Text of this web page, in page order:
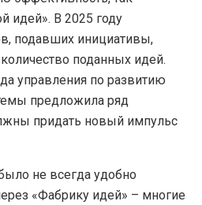
идей». В 2025 году
подавших инициативы,
поданных идей.
управления по развитию
предложила ряд
придать новый импульс
не всегда удобно
«Фабрику идей» – многие